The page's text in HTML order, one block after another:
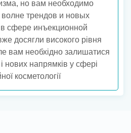
но вам необходимо
волне трендов и новых
сфере инъекционной
досягли високого рівня
вам необхідно залишатися
нових напрямків у сфері
косметології